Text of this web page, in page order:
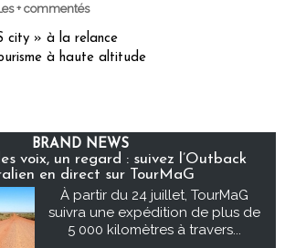
+ commentés
city » à la relance
à haute altitude
BRAND NEWS
voix, un regard : suivez l’Outback
en direct sur TourMaG
À partir du 24 juillet, TourMaG
suivra une expédition de plus de
5 000 kilomètres à travers...